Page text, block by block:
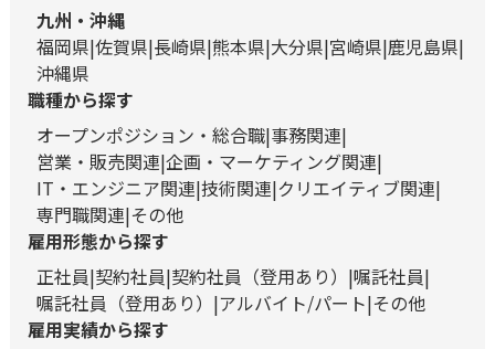
九州・沖縄
福岡県 佐賀県 長崎県 熊本県 大分県 宮崎県 鹿児島県
沖縄県
職種から探す
オープンポジション・総合職 事務関連
営業・販売関連 企画・マーケティング関連
IT・エンジニア関連 技術関連 クリエイティブ関連
専門職関連 その他
雇用形態から探す
正社員 契約社員 契約社員（登用あり）
嘱託社員
嘱託社員（登用あり）
アルバイト/パート その他
雇用実績から探す